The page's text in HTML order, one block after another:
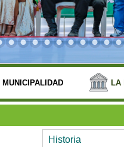
MUNICIPALIDAD LA
Historia